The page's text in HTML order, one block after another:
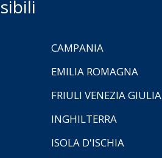
CAMPANIA
EMILIA ROMAGNA
FRIULI VENEZIA GIULIA
INGHILTERRA
ISOLA D'ISCHIA